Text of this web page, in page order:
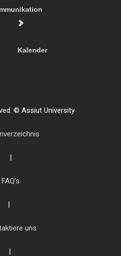
Kalender
© Assiut University
|
FAQ's
|
uns
|